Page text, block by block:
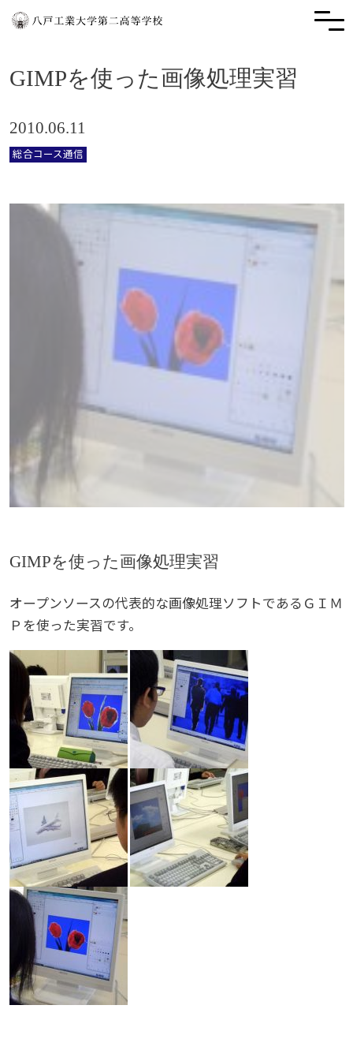
GIMPを使った画像処理実習
2010.06.11
総合コース通信
GIMPを使った画像処理実習
オープンソースの代表的な画像処理ソフトであるＧＩＭ
Ｐを使った実習です。